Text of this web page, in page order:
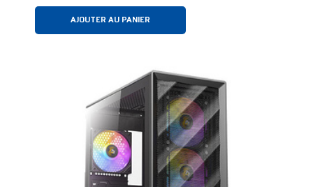
AJOUTER AU PANIER